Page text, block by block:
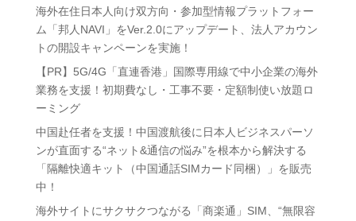
海外在住日本人向け双方向・参加型情報プラットフォー
ム「邦人NAVI」をVer.2.0にアップデート、法人アカウン
トの開設キャンペーンを実施！
【PR】5G/4G「直連香港」国際専用線で中小企業の海外
業務を支援！初期費なし・工事不要・定額制使い放題ロ
ーミング
中国赴任者を支援！中国渡航後に日本人ビジネスパーソ
ンが直面する“ネット&通信の悩み”を根本から解決する
「隔離快適キット（中国通話SIMカード同梱）」を販売
中！
海外サイトにサクサクつながる「商楽通」SIM、“無限容